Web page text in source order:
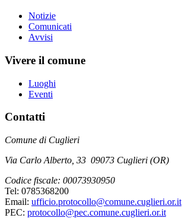
Notizie
Comunicati
Avvisi
Vivere il comune
Luoghi
Eventi
Contatti
Comune di Cuglieri
Via Carlo Alberto, 33 09073 Cuglieri (OR)
Codice fiscale: 00073930950
Tel: 0785368200
Email: ufficio.protocollo@comune.cuglieri.or.it
PEC: protocollo@pec.comune.cuglieri.or.it